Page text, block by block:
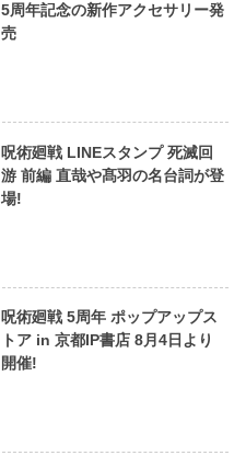
5周年記念の新作アクセサリー発
売
呪術廻戦 LINEスタンプ 死滅回
游 前編 直哉や髙羽の名台詞が登
場!
呪術廻戦 5周年 ポップアップス
トア in 京都IP書店 8月4日より
開催!